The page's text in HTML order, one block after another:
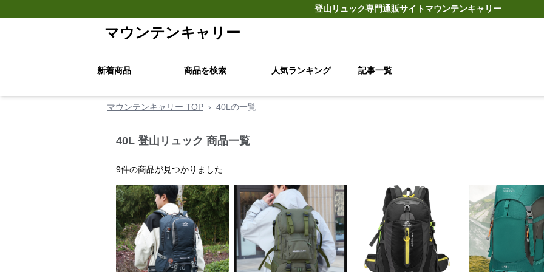
登山リュック専門通販サイトマウンテンキャリー
マウンテンキャリー
新着商品 商品を検索 人気ランキング 記事一覧
マウンテンキャリー TOP › 40Lの一覧
40L 登山リュック 商品一覧
9件の商品が見つかりました